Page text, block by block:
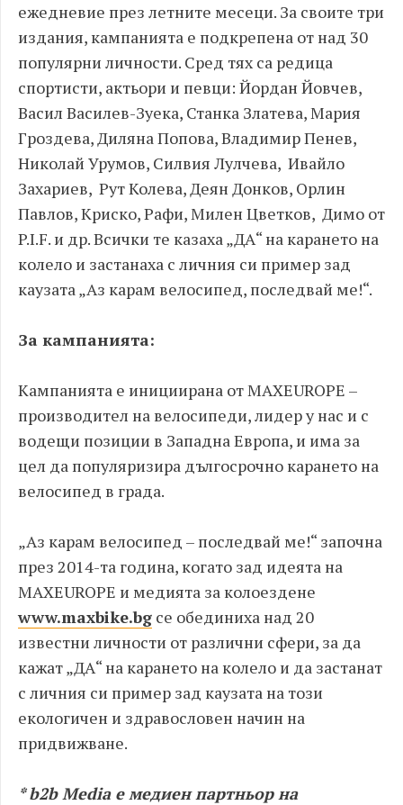
ежедневие през летните месеци. За своите три
издания, кампанията е подкрепена от над 30
популярни личности. Сред тях са редица
спортисти, актьори и певци: Йордан Йовчев,
Васил Василев-Зуека, Станка Златева, Мария
Гроздева, Диляна Попова, Владимир Пенев,
Николай Урумов, Силвия Лулчева, Ивайло
Захариев, Рут Колева, Деян Донков, Орлин
Павлов, Криско, Рафи, Милен Цветков, Димо от
P.I.F. и др. Всички те казаха „ДА“ на карането на
колело и застанаха с личния си пример зад
каузата „Аз карам велосипед, последвай ме!“.
За кампанията:
Кампанията е инициирана от MAXEUROPE –
производител на велосипеди, лидер у нас и с
водещи позиции в Западна Европа, и има за
цел да популяризира дългосрочно карането на
велосипед в града.
„Аз карам велосипед – последвай ме!“ започна
през 2014-та година, когато зад идеята на
MAXEUROPE и медията за колоездене
www.maxbike.bg се обединиха над 20
известни личности от различни сфери, за да
кажат „ДА“ на карането на колело и да застанат
с личния си пример зад каузата на този
екологичен и здравословен начин на
придвижване.
* b2b Media е медиен партньор на